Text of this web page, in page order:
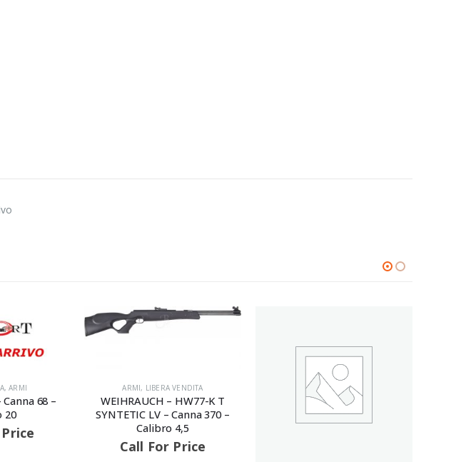
,LIBERA VENDITA
– HW77-K T
LV – Canna 370 –
Calibro 4,5